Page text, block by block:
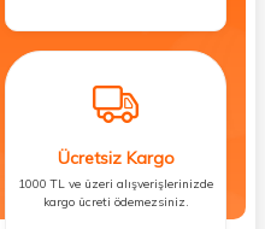
Ücretsiz Kargo
1000 TL ve üzeri alışverişlerinizde
kargo ücreti ödemezsiniz.